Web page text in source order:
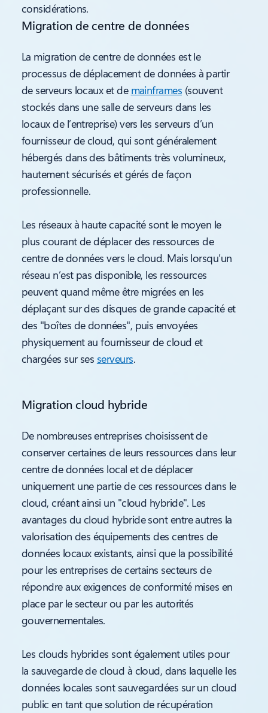
considérations.
Migration de centre de données
La migration de centre de données est le
processus de déplacement de données à partir
de serveurs locaux et de mainframes (souvent
stockés dans une salle de serveurs dans les
locaux de l’entreprise) vers les serveurs d’un
fournisseur de cloud, qui sont généralement
hébergés dans des bâtiments très volumineux,
hautement sécurisés et gérés de façon
professionnelle.
Les réseaux à haute capacité sont le moyen le
plus courant de déplacer des ressources de
centre de données vers le cloud. Mais lorsqu’un
réseau n’est pas disponible, les ressources
peuvent quand même être migrées en les
déplaçant sur des disques de grande capacité et
des "boîtes de données", puis envoyées
physiquement au fournisseur de cloud et
chargées sur ses serveurs.
Migration cloud hybride
De nombreuses entreprises choisissent de
conserver certaines de leurs ressources dans leur
centre de données local et de déplacer
uniquement une partie de ces ressources dans le
cloud, créant ainsi un "cloud hybride". Les
avantages du cloud hybride sont entre autres la
valorisation des équipements des centres de
données locaux existants, ainsi que la possibilité
pour les entreprises de certains secteurs de
répondre aux exigences de conformité mises en
place par le secteur ou par les autorités
gouvernementales.
Les clouds hybrides sont également utiles pour
la sauvegarde de cloud à cloud, dans laquelle les
données locales sont sauvegardées sur un cloud
public en tant que solution de récupération